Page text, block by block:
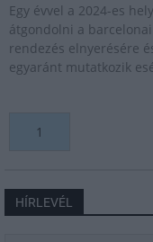
Egy évvel a 2024-es
átgondolni a
rendezés elnyerésére
egyaránt mutatkozik
1
HÍRLEVÉL